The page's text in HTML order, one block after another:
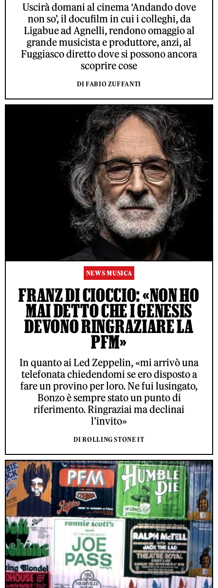
Uscirà domani al cinema ‘Andando dove
non so’, il docufilm in cui i colleghi, da
Ligabue ad Agnelli, rendono omaggio al
grande musicista e produttore, anzi, al
Fuggiasco diretto dove si possono ancora
scoprire cose
DI FABIO ZUFFANTI
NEWS MUSICA
FRANZ DI CIOCCIO: «NON HO
MAI DETTO CHE I GENESIS
DEVONO RINGRAZIARE LA
PFM»
In quanto ai Led Zeppelin, «mi arrivò una
telefonata chiedendomi se ero disposto a
fare un provino per loro. Ne fui lusingato,
Bonzo è sempre stato un punto di
riferimento. Ringraziai ma declinai
l’invito»
DI ROLLING STONE IT